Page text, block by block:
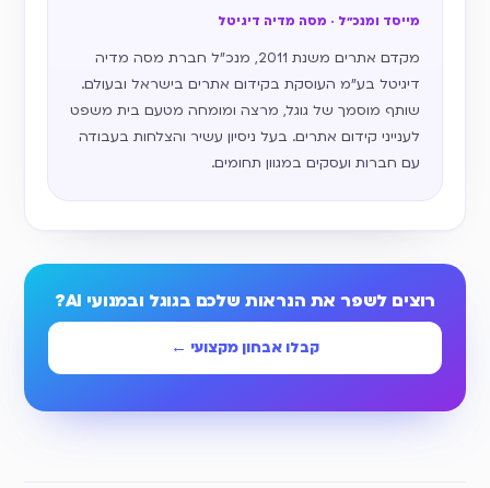
מייסד ומנכ״ל · מסה מדיה דיגיטל
מקדם אתרים משנת 2011, מנכ״ל חברת מסה מדיה
דיגיטל בע״מ העוסקת בקידום אתרים בישראל ובעולם.
שותף מוסמך של גוגל, מרצה ומומחה מטעם בית משפט
לענייני קידום אתרים. בעל ניסיון עשיר והצלחות בעבודה
עם חברות ועסקים במגוון תחומים.
רוצים לשפר את הנראות שלכם בגוגל ובמנועי AI?
קבלו אבחון מקצועי ←